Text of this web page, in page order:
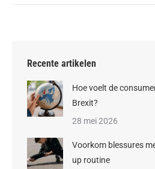
Recente artikelen
Hoe voelt de
Brexit?
28 mei 2026
Voorkom blessures
up routine